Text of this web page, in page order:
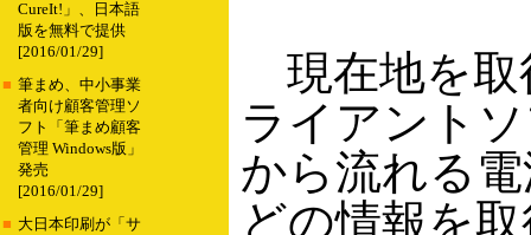
CureIt!」、日本語
版を無料で提供
[2016/01/29]
■ 筆まめ、中小事業
者向け顧客管理ソ
フト「筆まめ顧客
管理 Windows版」
発売
[2016/01/29]
■ 大日本印刷が「サ
現在地を取
ライアント
から流れる
どの情報を